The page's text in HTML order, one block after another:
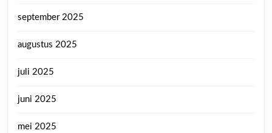
september 2025
augustus 2025
juli 2025
juni 2025
mei 2025